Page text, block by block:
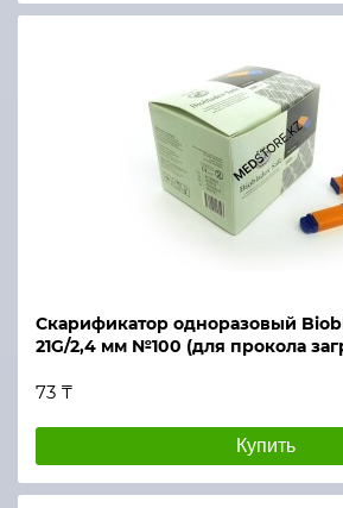
Скарификатор одноразовый
21G/2,4 мм №100 (для прокола
73 ₸
Купить